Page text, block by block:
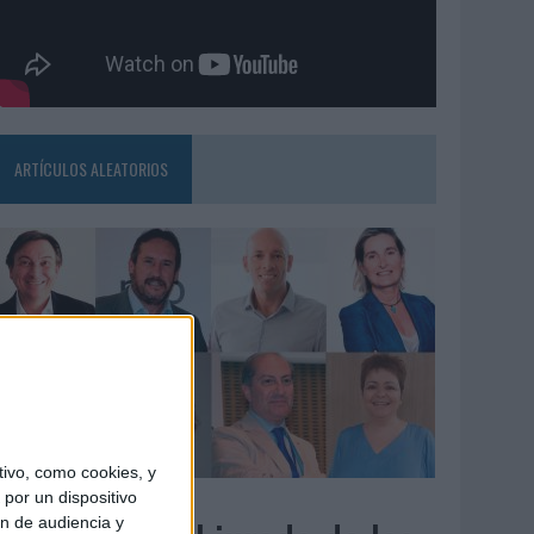
como cookies, y
un dispositivo
de audiencia y
ARTÍCULOS ALEATORIOS
08/2026